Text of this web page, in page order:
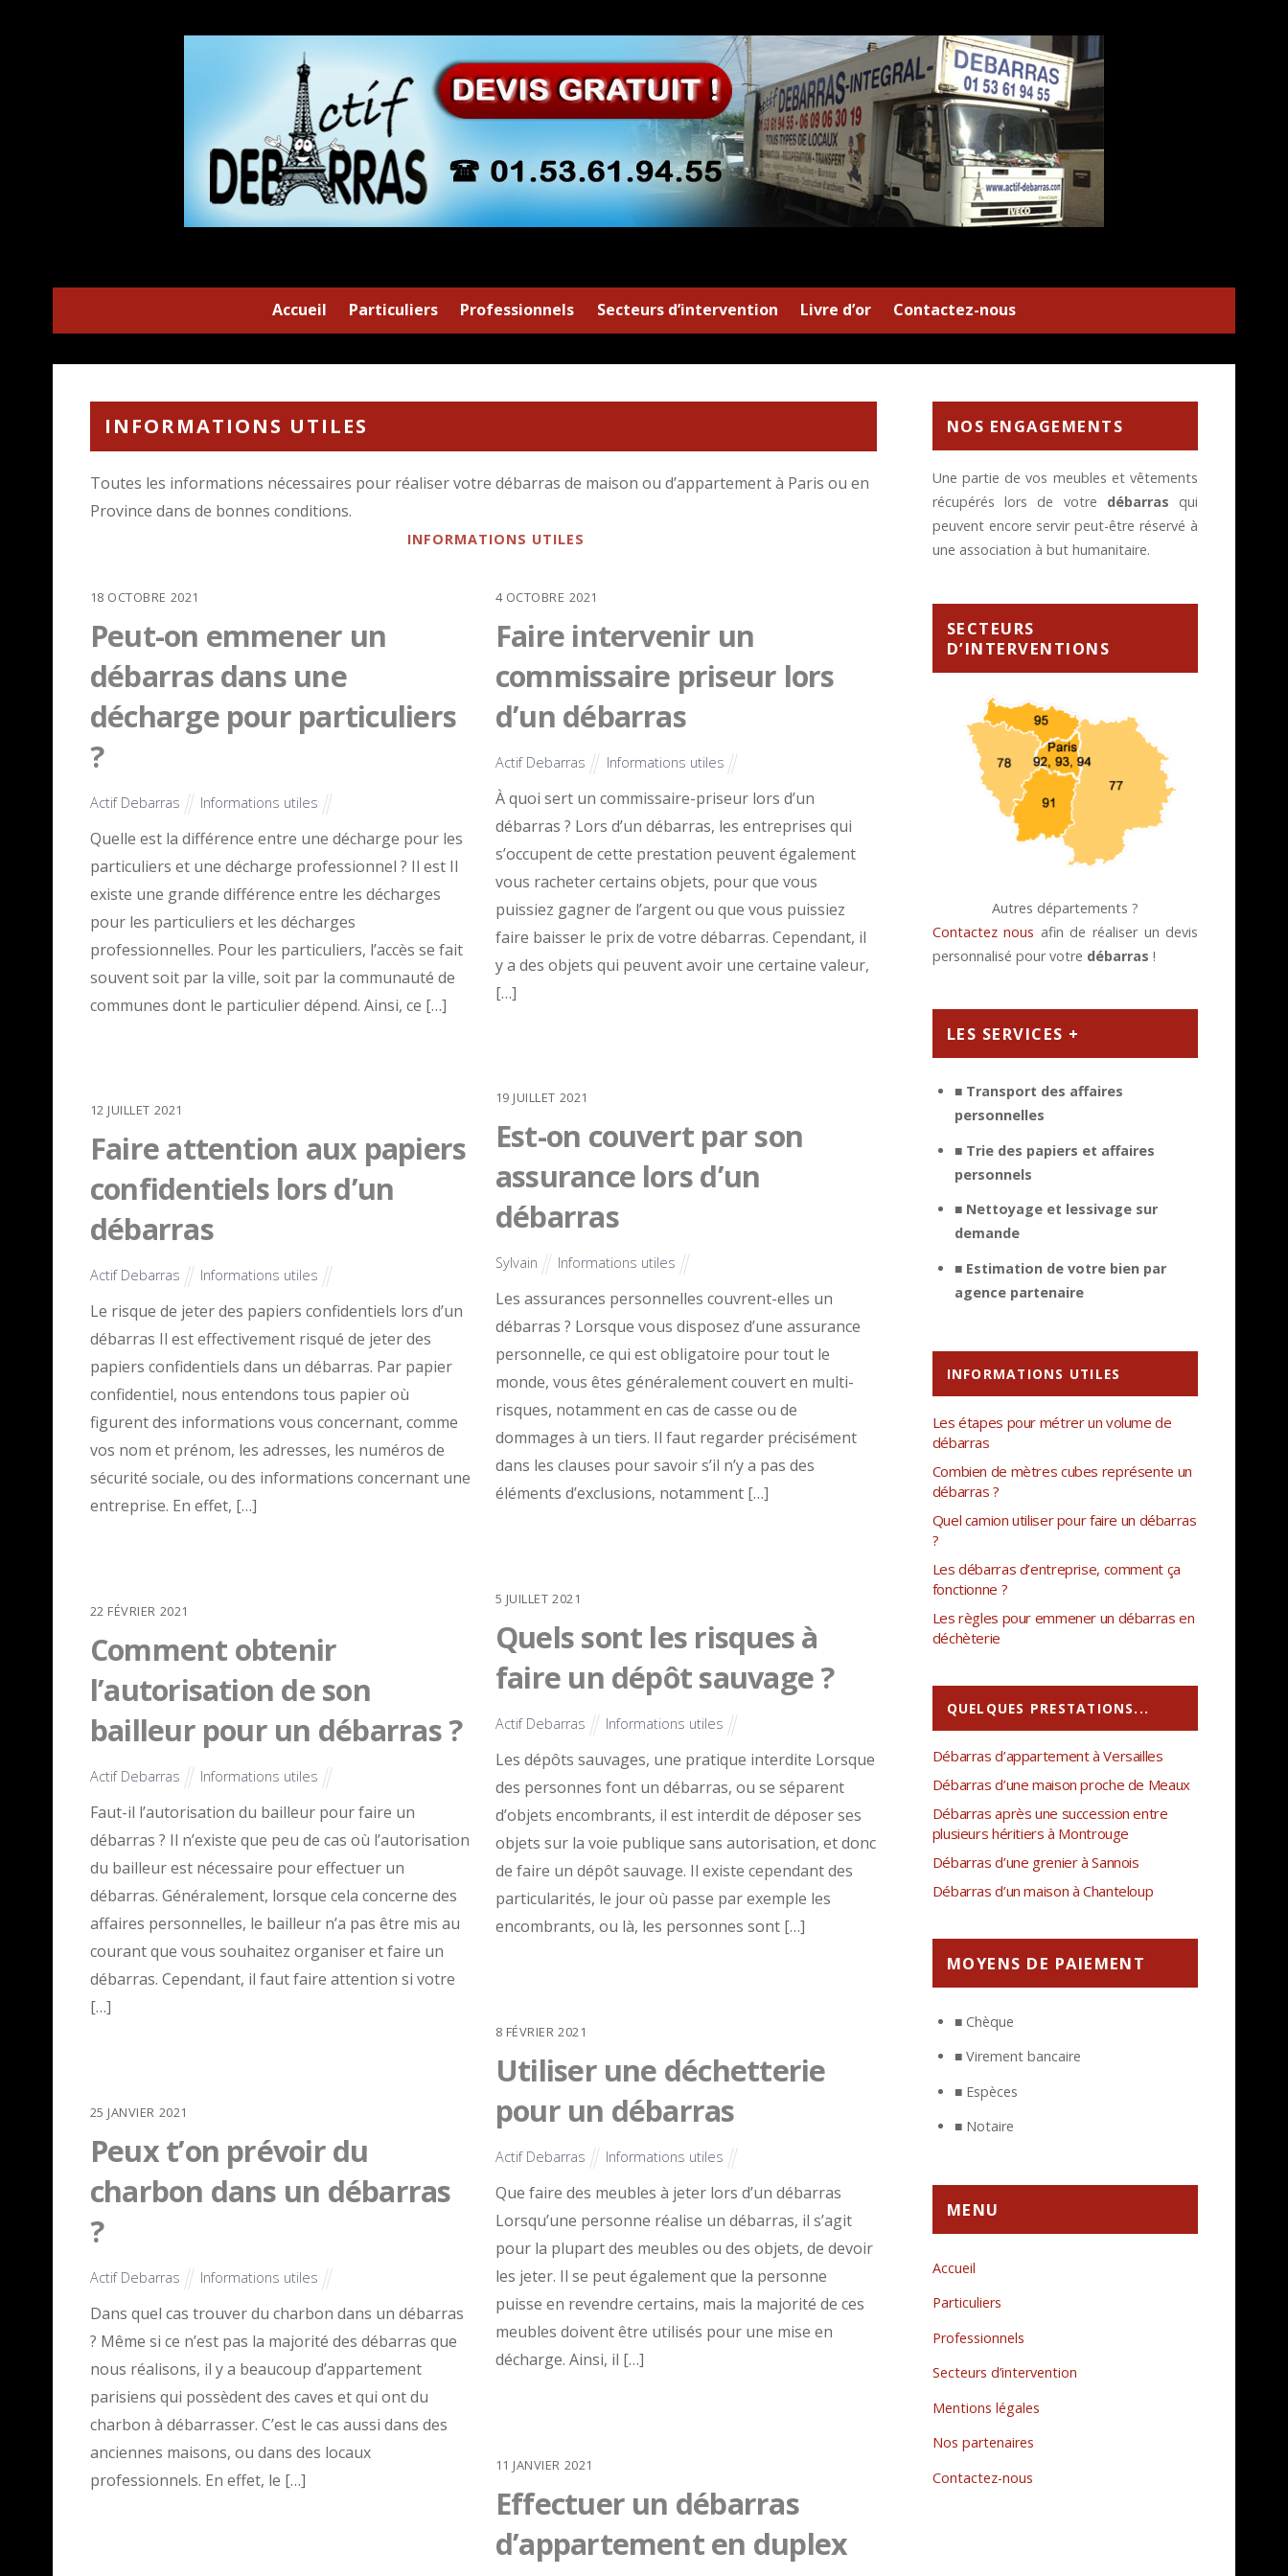
Accueil Particuliers Professionnels Secteurs d’intervention Livre d’or Contactez-nous
INFORMATIONS UTILES
Toutes les informations nécessaires pour réaliser votre débarras de maison ou d’appartement à Paris ou en
Province dans de bonnes conditions.
INFORMATIONS UTILES
18 OCTOBRE 2021
Peut-on emmener un
débarras dans une
décharge pour particuliers
?
Actif Debarras Informations utiles
Quelle est la différence entre une décharge pour les
particuliers et une décharge professionnel ? Il est Il
existe une grande différence entre les décharges
pour les particuliers et les décharges
professionnelles. Pour les particuliers, l’accès se fait
souvent soit par la ville, soit par la communauté de
communes dont le particulier dépend. Ainsi, ce […]
4 OCTOBRE 2021
Faire intervenir un
commissaire priseur lors
d’un débarras
Actif Debarras Informations utiles
À quoi sert un commissaire-priseur lors d’un
débarras ? Lors d’un débarras, les entreprises qui
s’occupent de cette prestation peuvent également
vous racheter certains objets, pour que vous
puissiez gagner de l’argent ou que vous puissiez
faire baisser le prix de votre débarras. Cependant, il
y a des objets qui peuvent avoir une certaine valeur,
[…]
19 JUILLET 2021
Est-on couvert par son
assurance lors d’un
débarras
Sylvain Informations utiles
Les assurances personnelles couvrent-elles un
débarras ? Lorsque vous disposez d’une assurance
personnelle, ce qui est obligatoire pour tout le
monde, vous êtes généralement couvert en multi-
risques, notamment en cas de casse ou de
dommages à un tiers. Il faut regarder précisément
dans les clauses pour savoir s’il n’y a pas des
éléments d’exclusions, notamment […]
12 JUILLET 2021
Faire attention aux papiers
confidentiels lors d’un
débarras
Actif Debarras Informations utiles
Le risque de jeter des papiers confidentiels lors d’un
débarras Il est effectivement risqué de jeter des
papiers confidentiels dans un débarras. Par papier
confidentiel, nous entendons tous papier où
figurent des informations vous concernant, comme
vos nom et prénom, les adresses, les numéros de
sécurité sociale, ou des informations concernant une
entreprise. En effet, […]
5 JUILLET 2021
Quels sont les risques à
faire un dépôt sauvage ?
Actif Debarras Informations utiles
Les dépôts sauvages, une pratique interdite Lorsque
des personnes font un débarras, ou se séparent
d’objets encombrants, il est interdit de déposer ses
objets sur la voie publique sans autorisation, et donc
de faire un dépôt sauvage. Il existe cependant des
particularités, le jour où passe par exemple les
encombrants, ou là, les personnes sont […]
22 FÉVRIER 2021
Comment obtenir
l’autorisation de son
bailleur pour un débarras ?
Actif Debarras Informations utiles
Faut-il l’autorisation du bailleur pour faire un
débarras ? Il n’existe que peu de cas où l’autorisation
du bailleur est nécessaire pour effectuer un
débarras. Généralement, lorsque cela concerne des
affaires personnelles, le bailleur n’a pas être mis au
courant que vous souhaitez organiser et faire un
débarras. Cependant, il faut faire attention si votre
[…]
8 FÉVRIER 2021
Utiliser une déchetterie
pour un débarras
Actif Debarras Informations utiles
Que faire des meubles à jeter lors d’un débarras
Lorsqu’une personne réalise un débarras, il s’agit
pour la plupart des meubles ou des objets, de devoir
les jeter. Il se peut également que la personne
puisse en revendre certains, mais la majorité de ces
meubles doivent être utilisés pour une mise en
décharge. Ainsi, il […]
25 JANVIER 2021
Peux t’on prévoir du
charbon dans un débarras
?
Actif Debarras Informations utiles
Dans quel cas trouver du charbon dans un débarras
? Même si ce n’est pas la majorité des débarras que
nous réalisons, il y a beaucoup d’appartement
parisiens qui possèdent des caves et qui ont du
charbon à débarrasser. C’est le cas aussi dans des
anciennes maisons, ou dans des locaux
professionnels. En effet, le […]
11 JANVIER 2021
Effectuer un débarras
d’appartement en duplex
NOS ENGAGEMENTS
Une partie de vos meubles et vêtements
récupérés lors de votre débarras qui
peuvent encore servir peut-être réservé à
une association à but humanitaire.
SECTEURS
D’INTERVENTIONS
Autres départements ?
Contactez nous afin de réaliser un devis
personnalisé pour votre débarras !
LES SERVICES +
■ Transport des affaires
personnelles
■ Trie des papiers et affaires
personnels
■ Nettoyage et lessivage sur
demande
■ Estimation de votre bien par
agence partenaire
INFORMATIONS UTILES
Les étapes pour métrer un volume de
débarras
Combien de mètres cubes représente un
débarras ?
Quel camion utiliser pour faire un débarras
?
Les débarras d’entreprise, comment ça
fonctionne ?
Les règles pour emmener un débarras en
déchèterie
QUELQUES PRESTATIONS...
Débarras d’appartement à Versailles
Débarras d’une maison proche de Meaux
Débarras après une succession entre
plusieurs héritiers à Montrouge
Débarras d’une grenier à Sannois
Débarras d’un maison à Chanteloup
MOYENS DE PAIEMENT
■ Chèque
■ Virement bancaire
■ Espèces
■ Notaire
MENU
Accueil
Particuliers
Professionnels
Secteurs d’intervention
Mentions légales
Nos partenaires
Contactez-nous